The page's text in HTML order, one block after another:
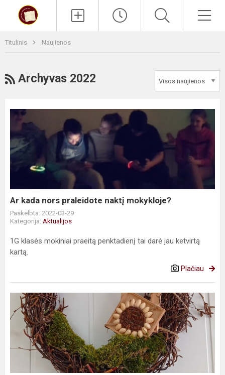
Titulinis Naujienos
RSS
Archyvas 2022
Ar
kada
nors
praleidote
naktį
mokykloje?
Ar kada nors praleidote naktį mokykloje?
Paskelbta: 2022-03-29
Kategorija: Aktualijos
1G klasės mokiniai praeitą penktadienį tai darė jau ketvirtą
kartą.
Plačiau
Sėkmė
technologijų
olimpiadoje